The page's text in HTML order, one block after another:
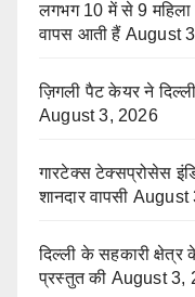
लगभग 10 में से 9 महिला
वापस आती हैं August
ज़िगली पैट केयर ने
August 3, 2026
गारटेक्स टेक्सप्रोसेस
शानदार वापसी August
दिल्ली के सहकारी क्षेत्र
प्रस्तुत की August 3,